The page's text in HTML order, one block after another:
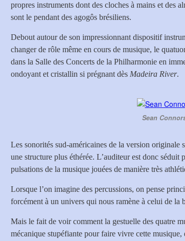
propres instruments dont des cloches à mains et des
sont le pendant des agogôs brésiliens.
Debout autour de son impressionnant dispositif
changer de rôle même en cours de musique, le
dans la Salle des Concerts de la Philharmonie en
ondoyant et cristallin si prégnant dès Madeira River.
Sean
Les sonorités sud-américaines de la version originale
une structure plus éthérée. L’auditeur est donc séduit
pulsations de la musique jouées de manière très
Lorsque l’on imagine des percussions, on pense
forcément à un univers qui nous ramène à celui de la
Mais le fait de voir comment la gestuelle des quatre
mécanique stupéfiante pour faire vivre cette